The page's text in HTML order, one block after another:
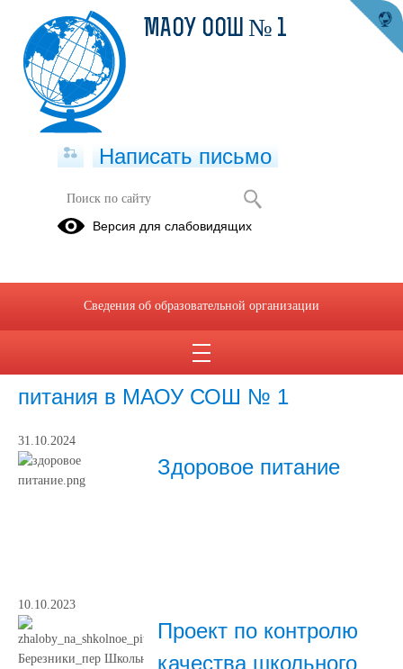
Питание
Стоимость платного абонементного
питания в МАОУ СОШ № 1
31.10.2024
Здоровое питание
10.10.2023
Проект по контролю
качества школьного
МАОУ ООШ № 1
Написать письмо
Версия для слабовидящих
Сведения об образовательной организации